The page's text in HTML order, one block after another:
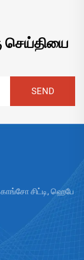
செய்தியை
சிட்டி, ஹெபே